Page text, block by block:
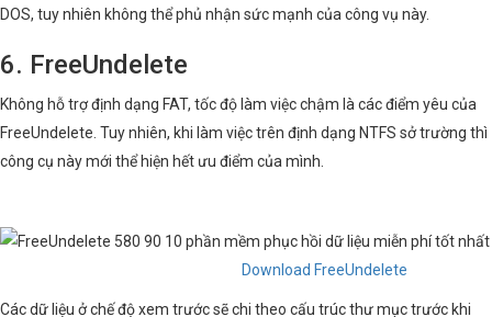
DOS, tuy nhiên không thể phủ nhận sức mạnh của công vụ này.
6. FreeUndelete
Không hỗ trợ định dạng FAT, tốc độ làm việc chậm là các điểm yêu của
FreeUndelete. Tuy nhiên, khi làm việc trên định dạng NTFS sở trường thì
công cụ này mới thể hiện hết ưu điểm của mình.
Download FreeUndelete
Các dữ liệu ở chế độ xem trước sẽ chi theo cấu trúc thư mục trước khi